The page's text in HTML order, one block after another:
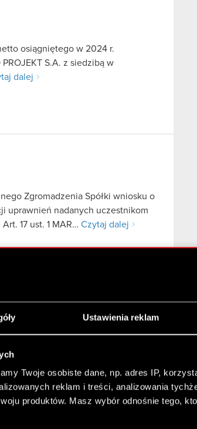
Ustawienia reklam
Twoje osobiste dane, np. adres IP,
reklam i treści, analizowania
produktów. Masz wybór odnośnie tego,
osiągniętego w 2024 r.
S.A. z siedzibą w
dalej
Zgromadzenia Spółki wniosku o
uprawnień nadanych uczestnikom
17 ust. 1 MAR… Czytaj dalej
w 2024 r. Podstawa
S.A. z siedzibą w Warszawie